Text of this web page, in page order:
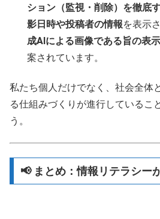
ション（監視・削除）を徹底
影日時や投稿者の情報を表示
成AIによる画像である旨の表示
案されています。
私たち個人だけでなく、社会全体
る仕組みづくりが進行しているこ
う。
📢 まとめ：情報リテラシー